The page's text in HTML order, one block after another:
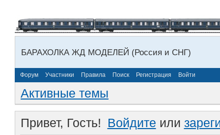
БАРАХОЛКА ЖД МОДЕЛЕЙ (Россия и СНГ)
Форум Участники Правила Поиск Регистрация Войти
Активные темы
Привет, Гость! Войдите или